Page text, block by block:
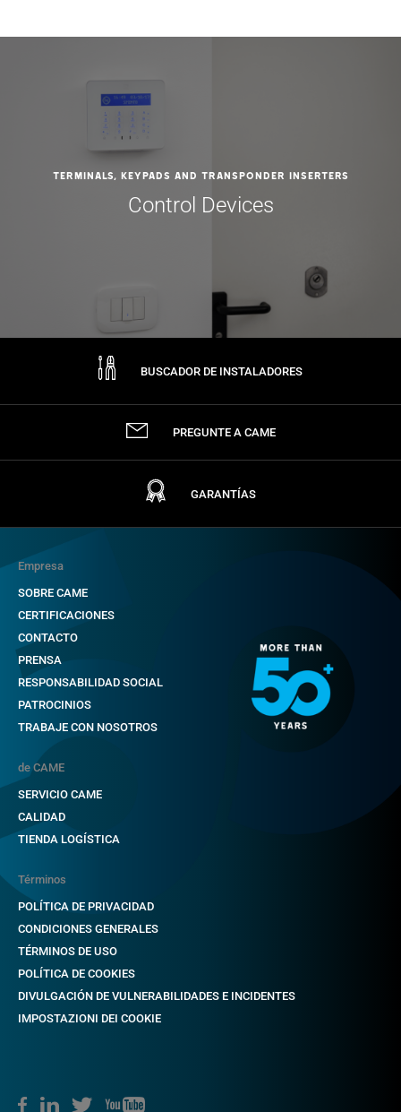
Terminals, Keypads and Transponder Inserters
Control Devices
BUSCADOR DE INSTALADORES
PREGUNTE A CAME
GARANTÍAS
Empresa
SOBRE CAME
CERTIFICACIONES
CONTACTO
PRENSA
RESPONSABILIDAD SOCIAL
PATROCINIOS
TRABAJE CON NOSOTROS
de CAME
SERVICIO CAME
CALIDAD
TIENDA LOGÍSTICA
Términos
POLÍTICA DE PRIVACIDAD
CONDICIONES GENERALES
TÉRMINOS DE USO
POLÍTICA DE COOKIES
DIVULGACIÓN DE VULNERABILIDADES E INCIDENTES
IMPOSTAZIONI DEI COOKIE